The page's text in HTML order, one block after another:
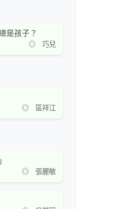
是孩子？
◎ 巧兒
◎ 區祥江
◎ 張麗敏